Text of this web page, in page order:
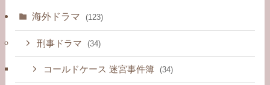
海外ドラマ (123)
刑事ドラマ (34)
コールドケース 迷宮事件簿 (34)